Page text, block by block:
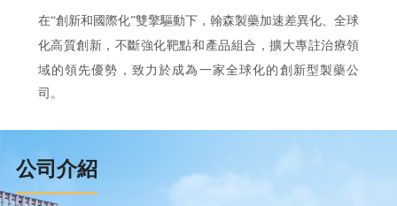
在“創新和國際化”雙擎驅動下，翰森製藥加速差異化、全球
化高質創新，不斷強化靶點和產品組合，擴大專註治療領
域的領先優勢，致力於成為一家全球化的創新型製藥公
司。
公司介紹